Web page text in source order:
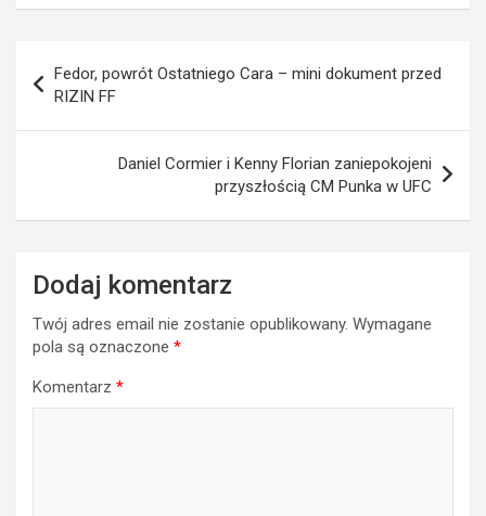
wpisu
Fedor, powrót Ostatniego Cara – mini dokument przed
RIZIN FF
Daniel Cormier i Kenny Florian zaniepokojeni
przyszłością CM Punka w UFC
Dodaj komentarz
Twój adres email nie zostanie opublikowany. Wymagane
pola są oznaczone *
Komentarz *